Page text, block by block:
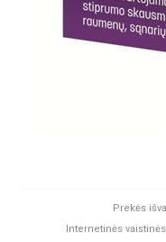
Prekės
Internetinės